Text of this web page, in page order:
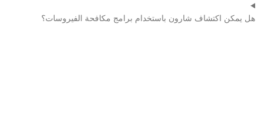
هل يمكن اكتشاف شارون باستخدام برامج مكافحة الفيروسات؟